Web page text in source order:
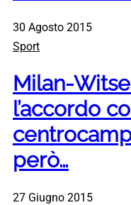
30 Agosto 2015
Sport
Milan-
l’accordo
però…
27 Giugno 2015